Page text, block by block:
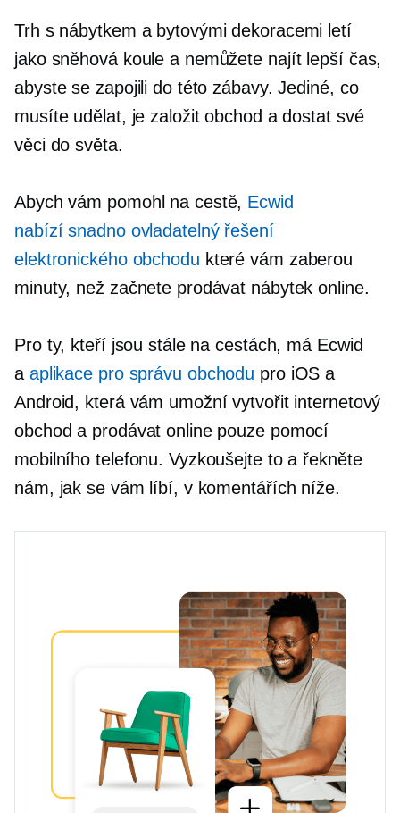
Trh s nábytkem a bytovými dekoracemi letí
jako sněhová koule a nemůžete najít lepší čas,
abyste se zapojili do této zábavy. Jediné, co
musíte udělat, je založit obchod a dostat své
věci do světa.
Abych vám pomohl na cestě, Ecwid
nabízísnadno ovladatelnýřešení
elektronického obchodu které vám zaberou
minuty, než začnete prodávat nábytek online.
Pro ty, kteří jsou stále na cestách, má Ecwid
a aplikace pro správu obchodu pro iOS a
Android, která vám umožní vytvořit internetový
obchod a prodávat online pouze pomocí
mobilního telefonu. Vyzkoušejte to a řekněte
nám, jak se vám líbí, v komentářích níže.